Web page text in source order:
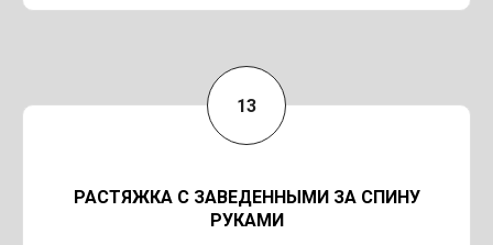
РАСТЯЖКА С ЗАВЕДЕННЫМИ ЗА СПИНУ
РУКАМИ